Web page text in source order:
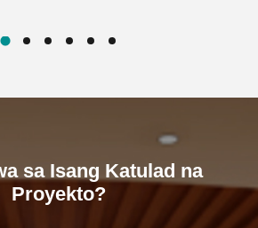
sa Isang Katulad na
Proyekto?